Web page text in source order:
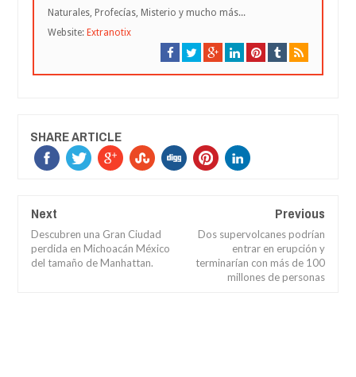
Naturales, Profecías, Misterio y mucho más...
Website: Extranotix
SHARE ARTICLE
Next
Descubren una Gran Ciudad
perdida en Michoacán México
del tamaño de Manhattan.
Previous
Dos supervolcanes podrían
entrar en erupción y
terminarían con más de 100
millones de personas